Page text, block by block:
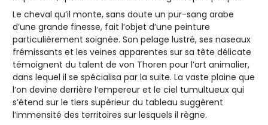
Le cheval qu’il monte, sans doute un pur-sang arabe
d’une grande finesse, fait l’objet d’une peinture
particulièrement soignée. Son pelage lustré, ses naseaux
frémissants et les veines apparentes sur sa tête délicate
témoignent du talent de von Thoren pour l’art animalier,
dans lequel il se spécialisa par la suite. La vaste plaine que
l’on devine derrière l’empereur et le ciel tumultueux qui
s’étend sur le tiers supérieur du tableau suggèrent
l’immensité des territoires sur lesquels il règne.